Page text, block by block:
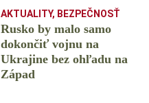
AKTUALITY, BEZPEČNOSŤ
Rusko by malo samo
dokončiť vojnu na
Ukrajine bez ohľadu na
Západ